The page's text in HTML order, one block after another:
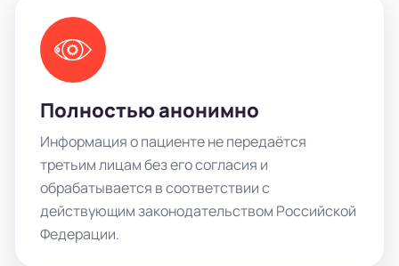
Полностью анонимно
Информация о пациенте не передаётся
третьим лицам без его согласия и
обрабатывается в соответствии с
действующим законодательством Российской
Федерации.